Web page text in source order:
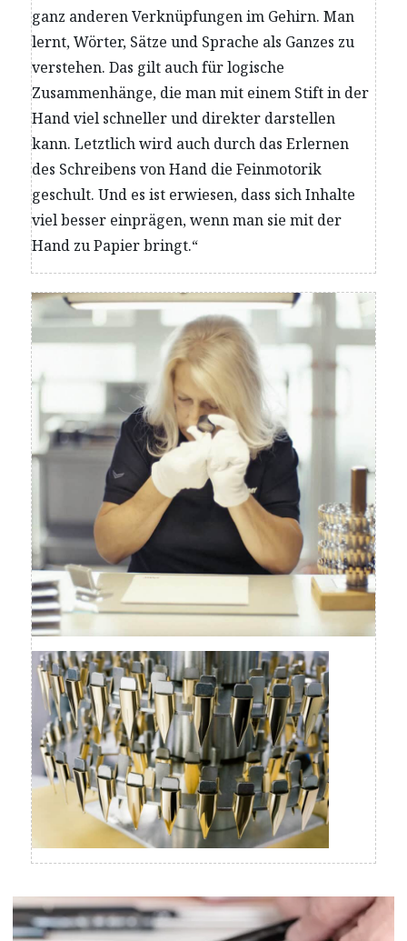
ganz anderen Verknüpfungen im Gehirn. Man
lernt, Wörter, Sätze und Sprache als Ganzes zu
verstehen. Das gilt auch für logische
Zusammenhänge, die man mit einem Stift in der
Hand viel schneller und direkter darstellen
kann. Letztlich wird auch durch das Erlernen
des Schreibens von Hand die Feinmotorik
geschult. Und es ist erwiesen, dass sich Inhalte
viel besser einprägen, wenn man sie mit der
Hand zu Papier bringt.“